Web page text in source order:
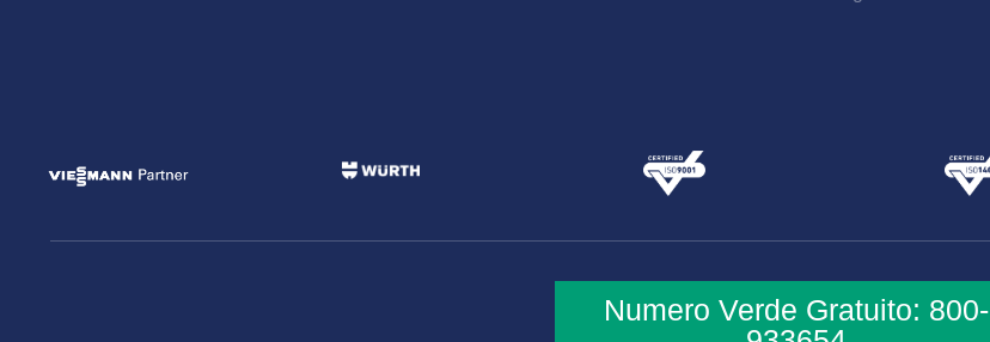
Numero Verde Gratuito: 800-